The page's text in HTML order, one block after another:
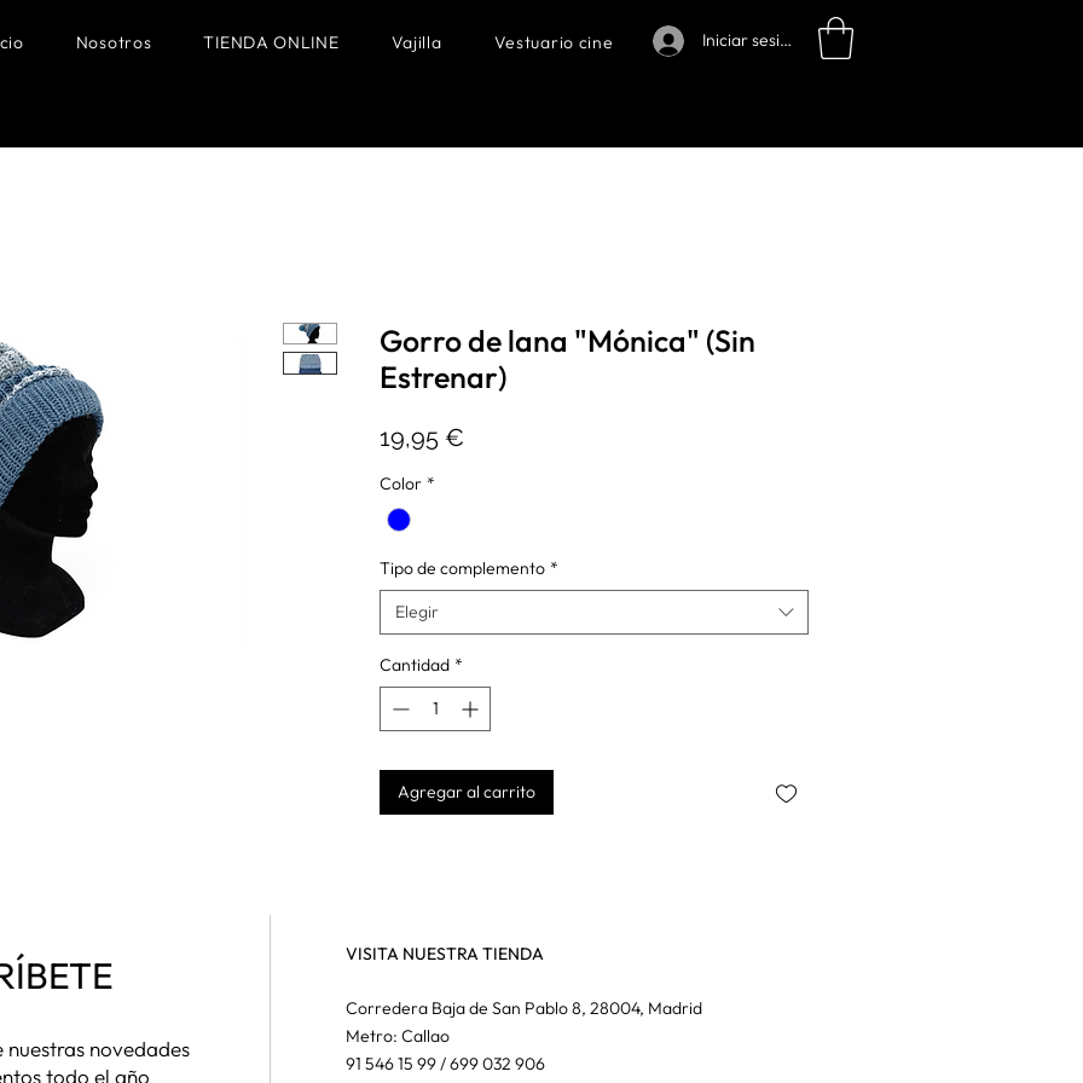
Nosotros TIENDA ONLINE Vajilla Vestuario cine Iniciar sesión
Gorro de lana "Mónica" (Sin
Estrenar)
19,95 €
Color *
Tipo de complemento *
Elegir
Cantidad *
Agregar al carrito
novedades
todo el año
VISITA NUESTRA TIENDA
Corredera Baja de San Pablo 8, 28004, Madrid
Metro: Callao
91 546 15 99 / 699 032 906